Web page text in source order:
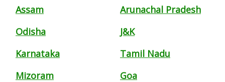
Assam
Arunachal Pradesh
Odisha
J&K
Karnataka
Tamil Nadu
Mizoram
Goa